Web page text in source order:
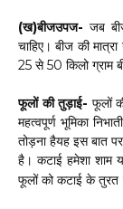
(ख)बीजउपज- जब
चाहिए। बीज की
25 से 50 किलो ग्राम
फूलों की तुड़ाई- फूलों
महत्वपूर्ण भूमिका
तोड़ना हैयह इस बात
है। कटाई हमेशा शाम
फूलों को कटाई के तुरत